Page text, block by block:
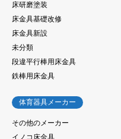
床研磨塗装
床金具基礎改修
床金具新設
未分類
段違平行棒用床金具
鉄棒用床金具
体育器具メーカー
その他のメーカー